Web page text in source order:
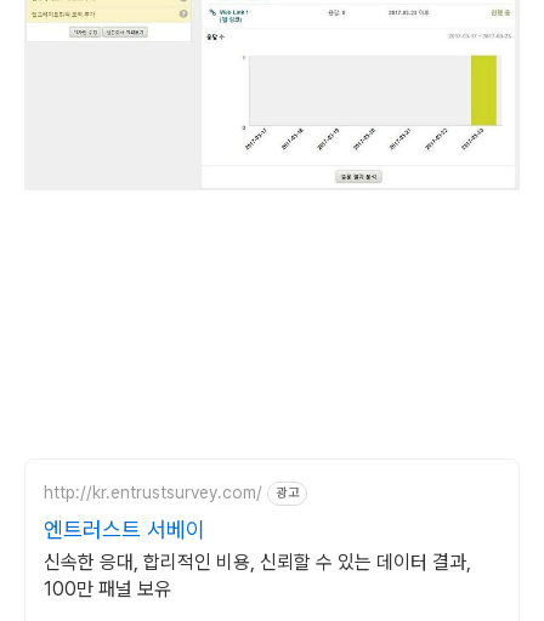
http://kr.entrustsurvey.com/ 광고
엔트러스트 서베이
신속한 응대, 합리적인 비용, 신뢰할 수 있는 데이터 결과,
100만 패널 보유